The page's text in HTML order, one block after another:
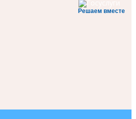
Решаем вместе